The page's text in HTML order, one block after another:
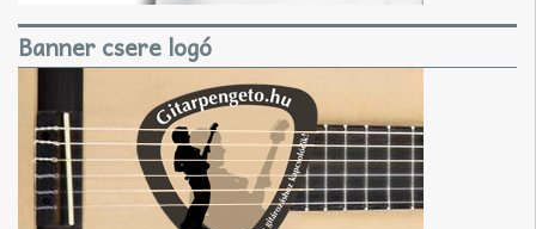
Banner csere logó